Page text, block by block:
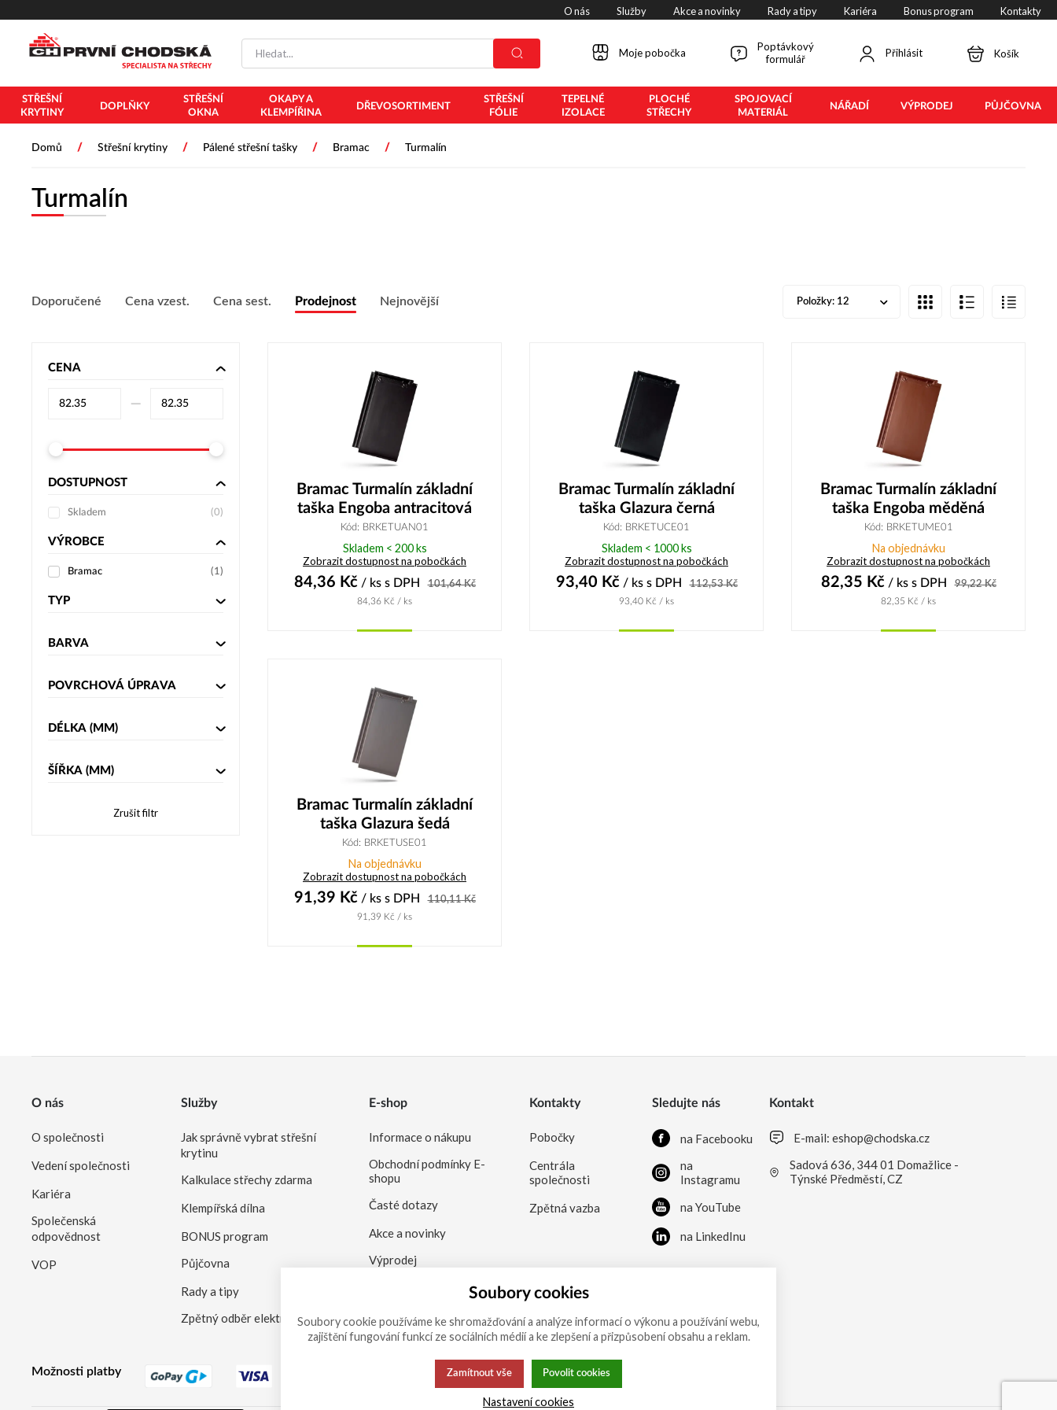
O nás Služby Akce a novinky Rady a tipy Kariéra Bonus program Kontakty
Moje pobočka
Poptávkový
formulář
Přihlásit Košík
STŘEŠNÍ
KRYTINY
DOPLŇKY
STŘEŠNÍ
OKNA
OKAPY A
KLEMPÍŘINA
DŘEVOSORTIMENT
STŘEŠNÍ
FÓLIE
TEPELNÉ
IZOLACE
PLOCHÉ
STŘECHY
SPOJOVACÍ
MATERIÁL
NÁŘADÍ VÝPRODEJ PŮJČOVNA
Domů / Střešní krytiny / Pálené střešní tašky / Bramac / Turmalín
Turmalín
Doporučené Cena vzest. Cena sest. Prodejnost Nejnovější Položky: 12
CENA
–⁠
DOSTUPNOST
Skladem (0)
VÝROBCE
Bramac (1)
TYP
BARVA
POVRCHOVÁ ÚPRAVA
DÉLKA (MM)
ŠÍŘKA (MM)
Zrušit filtr
Bramac Turmalín základní
taška Engoba antracitová
Kód: BRKETUAN01
Skladem < 200 ks
Zobrazit dostupnost na pobočkách
84,36 Kč/ ks s DPH 101,64Kč
84,36 Kč / ks
Bramac Turmalín základní
taška Glazura černá
Kód: BRKETUCE01
Skladem < 1000 ks
Zobrazit dostupnost na pobočkách
93,40 Kč/ ks s DPH 112,53Kč
93,40 Kč / ks
Bramac Turmalín základní
taška Engoba měděná
Kód: BRKETUME01
Na objednávku
Zobrazit dostupnost na pobočkách
82,35 Kč/ ks s DPH 99,22Kč
82,35 Kč / ks
Bramac Turmalín základní
taška Glazura šedá
Kód: BRKETUSE01
Na objednávku
Zobrazit dostupnost na pobočkách
91,39 Kč/ ks s DPH 110,11Kč
91,39 Kč / ks
O nás
O společnosti
Vedení společnosti
Kariéra
Společenská
odpovědnost
VOP
Služby
Jak správně vybrat střešní
krytinu
Kalkulace střechy zdarma
Klempířská dílna
BONUS program
Půjčovna
Rady a tipy
Zpětný odběr elektrozařízení
E-shop
Informace o nákupu
Obchodní podmínky E-
shopu
Časté dotazy
Akce a novinky
Výprodej
Kontakty
Pobočky
Centrála
společnosti
Zpětná vazba
Sledujte nás
na Facebooku
na
Instagramu
na YouTube
na LinkedInu
Kontakt
E-mail:eshop@chodska.cz
Sadová 636, 344 01 Domažlice -
Týnské Předměstí, CZ
Možnosti platby
Soubory cookies
Soubory cookie používáme ke shromažďování a analýze informací o výkonu a používání webu,
zajištění fungování funkcí ze sociálních médií a ke zlepšení a přizpůsobení obsahu a reklam.
Zamítnout vše Povolit cookies
Nastavení cookies